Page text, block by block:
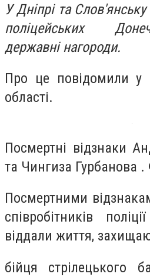
У Дніпрі та
поліцейських
державні нагороди.
Про це повідомили у
області.
Посмертні відзнаки
та Чингиза Гурбанова
Посмертними
співробітників
віддали життя,
бійця стрілецького